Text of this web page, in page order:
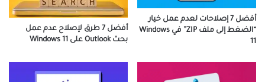
أفضل 7 إصلاحات لعدم عمل خيار
“الضغط إلى ملف ZIP” في Windows
11
أفضل 7 طرق لإصلاح عدم عمل
بحث Outlook على Windows 11